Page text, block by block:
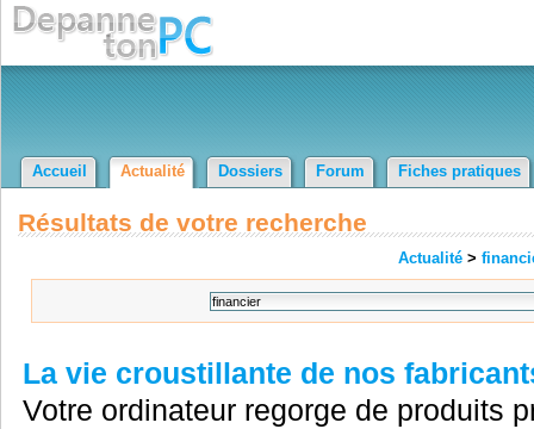
Accueil Actualité Dossiers Forum Fiches pratiques
Résultats de votre recherche
Actualité >
La vie croustillante de nos
Votre ordinateur regorge de produits